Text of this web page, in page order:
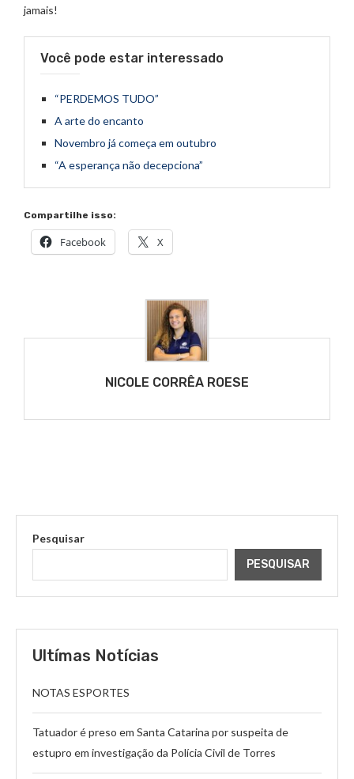
jamais!
Você pode estar interessado
“PERDEMOS TUDO”
A arte do encanto
Novembro já começa em outubro
“A esperança não decepciona”
Compartilhe isso:
Facebook X
NICOLE CORRÊA ROESE
Pesquisar
PESQUISAR
Ultímas Notícias
NOTAS ESPORTES
Tatuador é preso em Santa Catarina por suspeita de
estupro em investigação da Polícia Civil de Torres